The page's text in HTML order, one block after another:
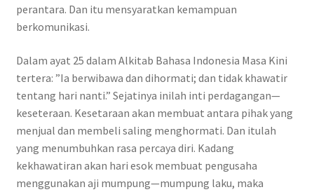
perantara. Dan itu mensyaratkan kemampuan
berkomunikasi.
Dalam ayat 25 dalam Alkitab Bahasa Indonesia Masa Kini
tertera: ”Ia berwibawa dan dihormati; dan tidak khawatir
tentang hari nanti.” Sejatinya inilah inti perdagangan—
keseteraan. Kesetaraan akan membuat antara pihak yang
menjual dan membeli saling menghormati. Dan itulah
yang menumbuhkan rasa percaya diri. Kadang
kekhawatiran akan hari esok membuat pengusaha
menggunakan aji mumpung—mumpung laku, maka